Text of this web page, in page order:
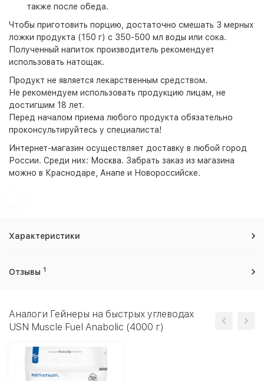
также после обеда.
Чтобы приготовить порцию, достаточно смешать 3 мерных
ложки продукта (150 г) с 350-500 мл воды или сока.
Полученный напиток производитель рекомендует
использовать натощак.
Продукт не является лекарственным средством.
Не рекомендуем использовать продукцию лицам, не
достигшим 18 лет.
Перед началом приема любого продукта обязательно
проконсультируйтесь у специалиста!
Интернет-магазин осуществляет доставку в любой город
России. Среди них: Москва. Забрать заказ из магазина
можно в Краснодаре, Анапе и Новороссийске.
Характеристики
Отзывы 1
Аналоги Гейнеры на быстрых углеводах
USN Muscle Fuel Anabolic (4000 г)